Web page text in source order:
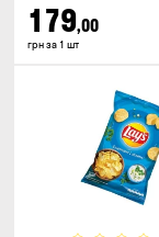
179,00
грн за 1 шт